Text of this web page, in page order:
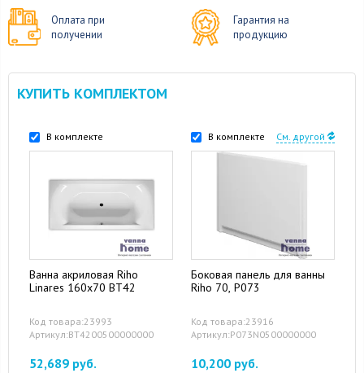
Оплата при
получении
Гарантия на
продукцию
КУПИТЬ КОМПЛЕКТОМ
В комплекте
Ванна акриловая Riho
Linares 160x70 BT42
Код товара:23993
Артикул:BT4200500000000
52,689 руб.
В комплекте См. другой
Боковая панель для ванны
Riho 70, P073
Код товара:23916
Артикул:P073N0500000000
10,200 руб.